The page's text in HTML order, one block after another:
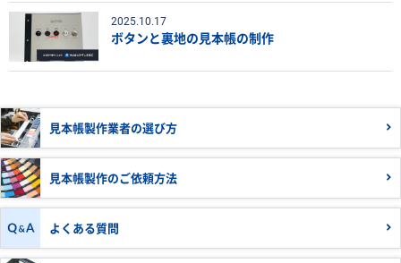
2025.10.17
ボタンと裏地の見本帳の制作
見本帳製作業者の選び方
見本帳製作のご依頼方法
よくある質問